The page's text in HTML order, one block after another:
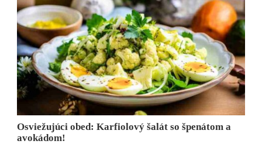
Osviežujúci obed: Karfiolový šalát so špenátom a
avokádom!